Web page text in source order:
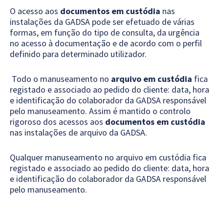
O acesso aos documentos em custódia nas
instalações da GADSA pode ser efetuado de várias
formas, em função do tipo de consulta, da urgência
no acesso à documentação e de acordo com o perfil
definido para determinado utilizador.
Todo o manuseamento no arquivo em custódia fica
registado e associado ao pedido do cliente: data, hora
e identificação do colaborador da GADSA responsável
pelo manuseamento. Assim é mantido o controlo
rigoroso dos acessos aos documentos em custódia
nas instalações de arquivo da GADSA.
Qualquer manuseamento no arquivo em custódia fica
registado e associado ao pedido do cliente: data, hora
e identificação do colaborador da GADSA responsável
pelo manuseamento.